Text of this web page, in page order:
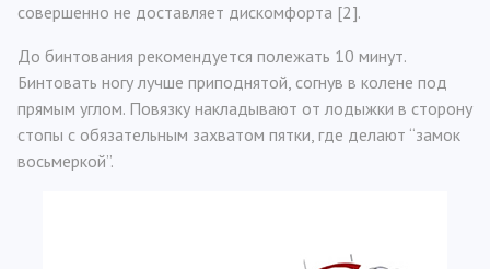
совершенно не доставляет дискомфорта [2].
До бинтования рекомендуется полежать 10 минут.
Бинтовать ногу лучше приподнятой, согнув в колене под
прямым углом. Повязку накладывают от лодыжки в сторону
стопы с обязательным захватом пятки, где делают “замок
восьмеркой”.